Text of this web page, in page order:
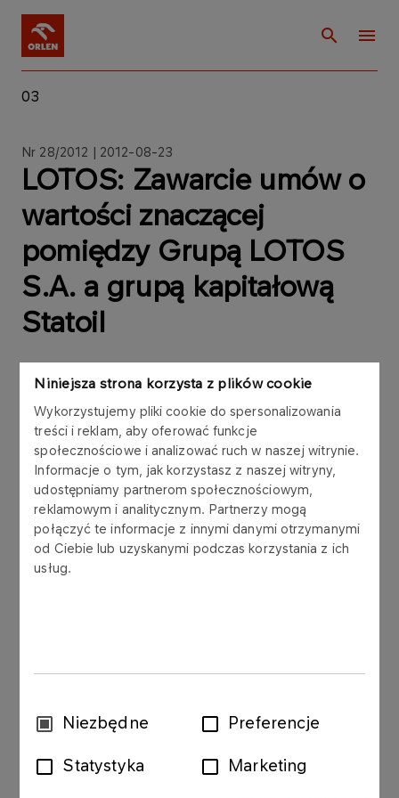
Niniejsza strona korzysta z plików cookie
Wykorzystujemy pliki cookie do spersonalizowania
treści i reklam, aby oferować funkcje
społecznościowe i analizować ruch w naszej witrynie.
Informacje o tym, jak korzystasz z naszej witryny,
udostępniamy partnerom społecznościowym,
reklamowym i analitycznym. Partnerzy mogą
połączyć te informacje z innymi danymi otrzymanymi
od Ciebie lub uzyskanymi podczas korzystania z ich
usług.
WybórNiezbędne Preferencje
Statystyka Marketing
03
Nr 28/2012 | 2012-08-23
LOTOS: Zawarcie umów o
wartości znaczącej
pomiędzy Grupą LOTOS
S.A. a grupą kapitałową
Statoil
W okresie od 19.04.2012r. do 22.08.2012r., Grupa
LOTOS zawarła ze spółkami grupy kapitałowej
Statoil umowy, których łączna wartość wyniosła
ok. 651 mln zł i osiągnęła wartość umowy
znaczącej, przekraczając 10% kapitałów własnych
Grupy LOTOS.
25.07.2012r. Grupa LOTOS i Statoil ASA z siedzibą
zawieszającego, nie przewiduje kar umownych